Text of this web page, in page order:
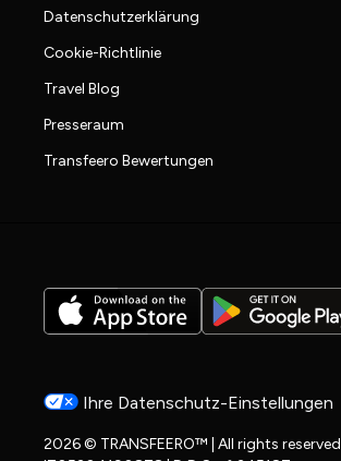
Datenschutzerklärung
Cookie-Richtlinie
Travel Blog
Presseraum
Transfeero Bewertungen
Ihre Datenschutz-Einstellungen
2026 © TRANSFEERO™ | All rights reserved |